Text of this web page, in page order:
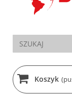
Koszyk